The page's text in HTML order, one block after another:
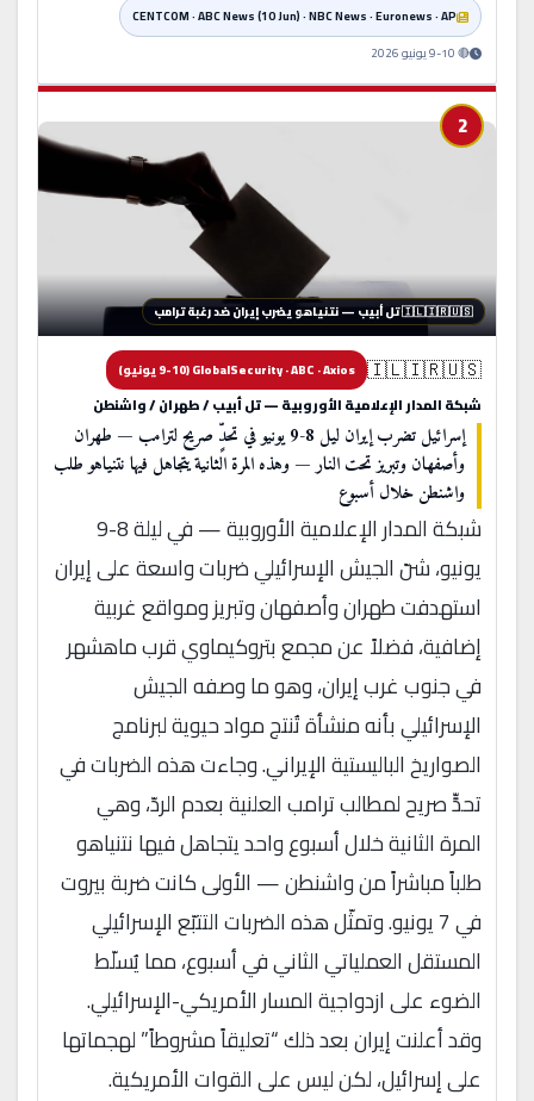
CENTCOM · ABC News (10 Jun) · NBC News · Euronews · AP
2 🇮🇱 إسرائيل تتحدى ترامب
🇮🇱🇮🇷🇺🇸 تل أبيب — نتنياهو يضرب إيران ضد رغبة ترامب
🇮🇱🇮🇷🇺🇸 GlobalSecurity · ABC · Axios (9-10 يونيو)
شبكة المدار الإعلامية الأوروبية — تل أبيب / طهران / واشنطن
إسرائيل تضرب إيران ليل 8-9 يونيو في تحدٍّ صريح لترامب — طهران
وأصفهان وتبريز تحت النار — وهذه المرة الثانية يتجاهل فيها نتنياهو طلب
واشنطن خلال أسبوع
شبكة المدار الإعلامية الأوروبية — في ليلة 8-9
يونيو، شنّ الجيش الإسرائيلي ضربات واسعة على إيران
استهدفت طهران وأصفهان وتبريز ومواقع غربية
إضافية، فضلاً عن مجمع بتروكيماوي قرب ماهشهر
في جنوب غرب إيران، وهو ما وصفه الجيش
الإسرائيلي بأنه منشأة تُنتج مواد حيوية لبرنامج
الصواريخ الباليستية الإيراني. وجاءت هذه الضربات في
تحدٍّ صريح لمطالب ترامب العلنية بعدم الردّ، وهي
المرة الثانية خلال أسبوع واحد يتجاهل فيها نتنياهو
طلباً مباشراً من واشنطن — الأولى كانت ضربة بيروت
في 7 يونيو. وتمثّل هذه الضربات التتبّع الإسرائيلي
المستقل العملياتي الثاني في أسبوع، مما يُسلّط
الضوء على ازدواجية المسار الأمريكي-الإسرائيلي.
وقد أعلنت إيران بعد ذلك “تعليقاً مشروطاً” لهجماتها
على إسرائيل، لكن ليس على القوات الأمريكية.